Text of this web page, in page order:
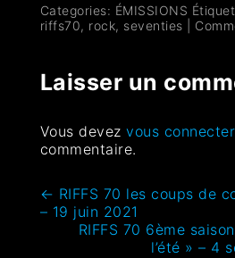
Categories: ÉMISSIONS
riffs70, rock, seventies
Laisser un
Vous devezvous connecter
commentaire.
← RIFFS 70 les coups de
– 19 juin 2021
RIFFS 70 6ème
l’été » – 4